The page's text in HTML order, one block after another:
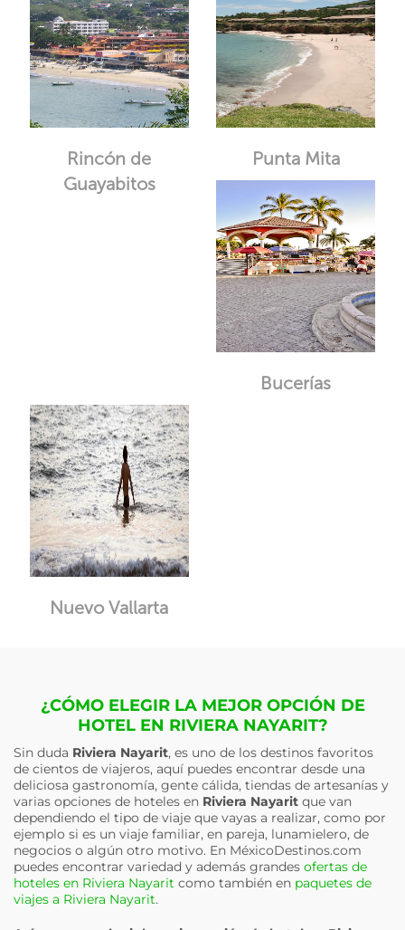
Rincón de
Guayabitos
Punta Mita
Bucerías
Nuevo Vallarta
¿CÓMO ELEGIR LA MEJOR OPCIÓN DE
HOTEL EN RIVIERA NAYARIT?
Sin duda Riviera Nayarit, es uno de los destinos favoritos
de cientos de viajeros, aquí puedes encontrar desde una
deliciosa gastronomía, gente cálida, tiendas de artesanías y
varias opciones de hoteles en Riviera Nayarit que van
dependiendo el tipo de viaje que vayas a realizar, como por
ejemplo si es un viaje familiar, en pareja, lunamielero, de
negocios o algún otro motivo. En MéxicoDestinos.com
puedes encontrar variedad y además grandes ofertas de
hoteles en Riviera Nayarit como también en paquetes de
viajes a Riviera Nayarit.